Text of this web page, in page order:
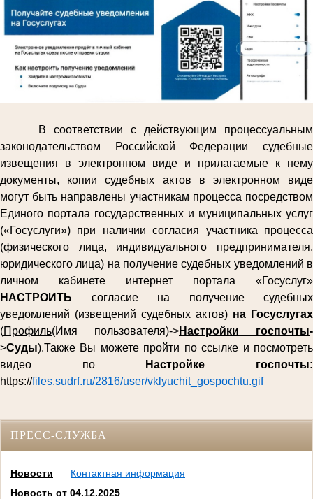
В соответствии с действующим процессуальным
законодательством Российской Федерации судебные
извещения в электронном виде и прилагаемые к нему
документы, копии судебных актов в электронном виде
могут быть направлены участникам процесса посредством
Единого портала государственных и муниципальных услуг
(«Госуслуги») при наличии согласия участника процесса
(физического лица, индивидуального предпринимателя,
юридического лица) на получение судебных уведомлений в
личном кабинете интернет портала «Госуслуг»
НАСТРОИТЬ согласие на получение судебных
уведомлений (извещений судебных актов) на Госуслугах
(Профиль(Имя пользователя)->Настройки госпочты-
>Суды).Также Вы можете пройти по ссылке и посмотреть
видео по
Настройке госпочты:
https://files.sudrf.ru/2816/user/vklyuchit_gospochtu.gif
ПРЕСС-СЛУЖБА
Новости
Контактная информация
Новость от 04.12.2025